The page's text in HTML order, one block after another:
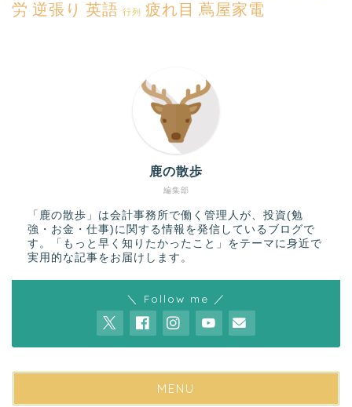
労 逆張り 英語 行列 疲れ目 蔦屋家電
編集部
鹿の散歩
「鹿の散歩」は会計事務所で働く管理人が、投資(勉
強・お金・仕事)に関する情報を発信しているブログで
す。「もっと早く知りたかったこと」をテーマに身近で
実用的な記事をお届けします。
＼ Follow me ／
MENU